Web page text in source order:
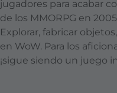
jugadores para acabar
de los MMORPG en
Explorar, fabricar
en WoW. Para los
¡sigue siendo un juego